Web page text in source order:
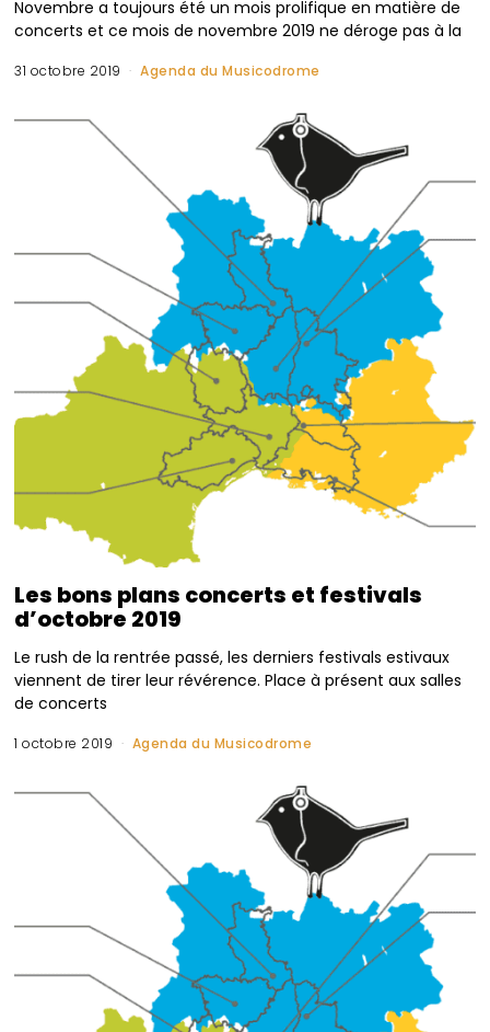
Novembre a toujours été un mois prolifique en matière de
concerts et ce mois de novembre 2019 ne déroge pas à la
31 octobre 2019 Agenda du Musicodrome
Les bons plans concerts et festivals
d’octobre 2019
Le rush de la rentrée passé, les derniers festivals estivaux
viennent de tirer leur révérence. Place à présent aux salles
de concerts
1 octobre 2019 Agenda du Musicodrome